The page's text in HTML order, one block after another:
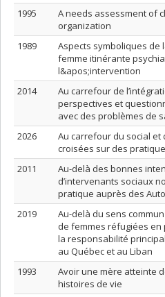
1995
A needs assessment of
organization
1989
Aspects symboliques de
femme itinérante
l&apos;intervention
2014
Au carrefour de
perspectives et
avec des problèmes de
2026
Au carrefour du social et
croisées sur des
2011
Au-delà des bonnes
d’intervenants sociaux
pratique auprès des
2019
Au-delà du sens
de femmes réfugiées
la responsabilité
au Québec et au Liban
1993
Avoir une mère atteinte
histoires de vie